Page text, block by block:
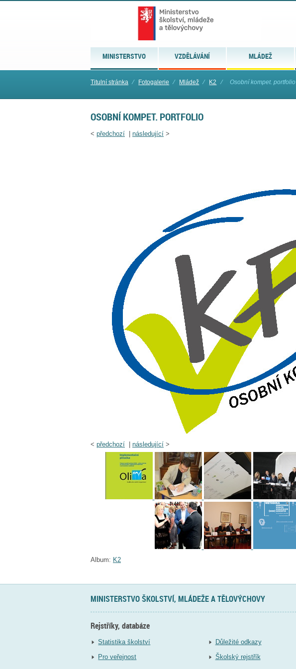
MINISTERSTVO VZDĚLÁVÁNÍ MLÁDEŽ
Titulní stránka ⁄ Fotogalerie ⁄ Mládež ⁄ K2 ⁄ Osobní kompet. portfolio
OSOBNÍ KOMPET. PORTFOLIO
< předchozí následující >
< předchozí následující >
Album: K2
MINISTERSTVO ŠKOLSTVÍ, MLÁDEŽE A TĚLOVÝCHOVY
Rejstříky, databáze
Statistika školství
Pro veřejnost
Důležité odkazy
Školský rejstřík